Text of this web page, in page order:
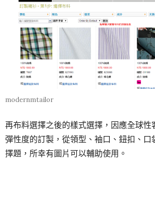
modernmtailor
再布料選擇之後的樣式選擇，因應全球性
彈性度的訂製，從領型、袖口、鈕扣、口
擇題，所幸有圖片可以輔助使用。